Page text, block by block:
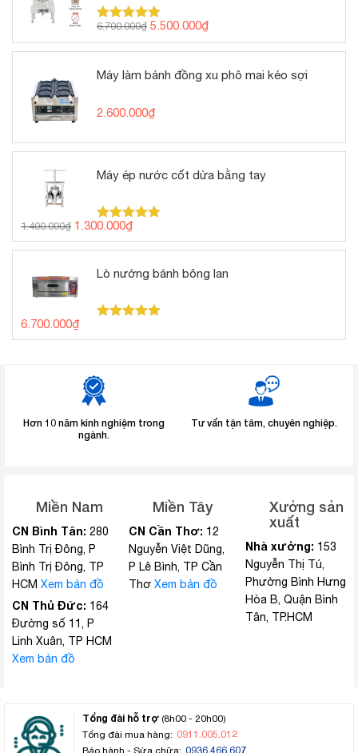
Được xếp
hạng5.00
5 sao
6.700.000₫ Giá
gốc
là:
6.700.000₫.
5.500.000₫Giá
hiện
tại
là:
5.500.000₫.
Máy làm bánh đồng xu phô mai kéo sợi
2.600.000₫
Máy ép nước cốt dừa bằng tay
Được xếp
hạng5.00
5 sao
1.400.000₫ Giá
gốc
là:
1.400.000₫.
1.300.000₫Giá
hiện
tại
là:
Lò nướng bánh bông lan
hạng5.00
6.700.000₫
Hơn 10 năm kinh nghiệm trong
ngành.
Tư vấn tận tâm, chuyên nghiệp.
Miền Nam
CN Bình Tân: 280
Bình Trị Đông, P
Bình Trị Đông, TP
HCM Xem bản đồ
CN Thủ Đức: 164
Đường số 11, P
Linh Xuân, TP HCM
Xem bản đồ
Miền Tây
CN Cần Thơ: 12
Nguyễn Việt Dũng,
P Lê Bình, TP Cần
Thơ Xem bản đồ
Xưởng sản
xuất
Nhà xưởng: 153
Nguyễn Thị Tú,
Phường Bình Hưng
Hòa B, Quận Bình
Tân, TP.HCM
Tổng đài hỗ trợ (8h00 - 20h00)
Tổng đài mua hàng: 0911.005.012
Bảo hành - Sửa chữa: 0936.466.607